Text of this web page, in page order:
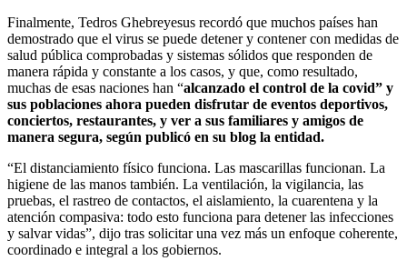
Finalmente, Tedros Ghebreyesus recordó que muchos países han
demostrado que el virus se puede detener y contener con medidas de
salud pública comprobadas y sistemas sólidos que responden de
manera rápida y constante a los casos, y que, como resultado,
muchas de esas naciones han “alcanzado el control de la covid” y
sus poblaciones ahora pueden disfrutar de eventos deportivos,
conciertos, restaurantes, y ver a sus familiares y amigos de
manera segura, según publicó en su blog la entidad.
“El distanciamiento físico funciona. Las mascarillas funcionan. La
higiene de las manos también. La ventilación, la vigilancia, las
pruebas, el rastreo de contactos, el aislamiento, la cuarentena y la
atención compasiva: todo esto funciona para detener las infecciones
y salvar vidas”, dijo tras solicitar una vez más un enfoque coherente,
coordinado e integral a los gobiernos.